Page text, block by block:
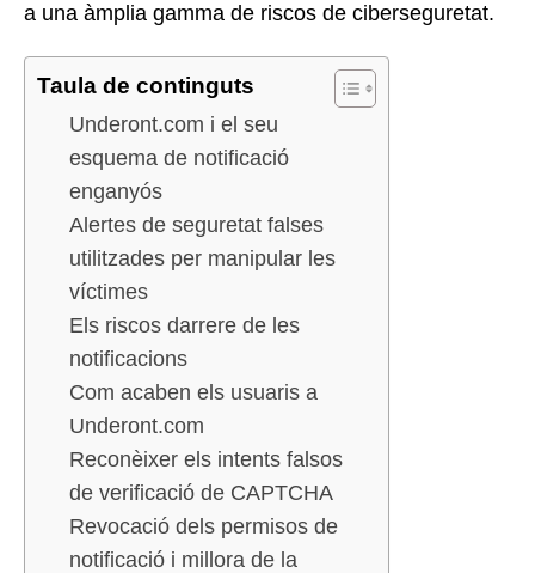
a una àmplia gamma de riscos de ciberseguretat.
Taula de continguts
Underont.com i el seu
esquema de notificació
enganyós
Alertes de seguretat falses
utilitzades per manipular les
víctimes
Els riscos darrere de les
notificacions
Com acaben els usuaris a
Underont.com
Reconèixer els intents falsos
de verificació de CAPTCHA
Revocació dels permisos de
notificació i millora de la